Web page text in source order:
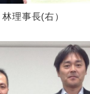
林理事長(右）